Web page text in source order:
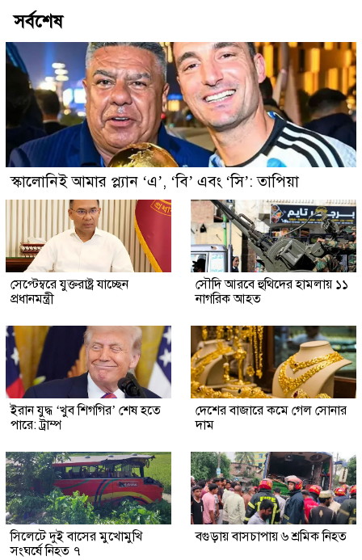
সর্বশেষ
স্কালোনিই আমার প্ল্যান ‘এ’, ‘বি’ এবং ‘সি’: তাপিয়া
সেপ্টেম্বরে যুক্তরাষ্ট্র যাচ্ছেন
প্রধানমন্ত্রী
সৌদি আরবে হুথিদের হামলায় ১১
নাগরিক আহত
ইরান যুদ্ধ ‘খুব শিগগির’ শেষ হতে
পারে: ট্রাম্প
দেশের বাজারে কমে গেল সোনার
দাম
সিলেটে দুই বাসের মুখোমুখি
সংঘর্ষে নিহত ৭
বগুড়ায় বাসচাপায় ৬ শ্রমিক নিহত